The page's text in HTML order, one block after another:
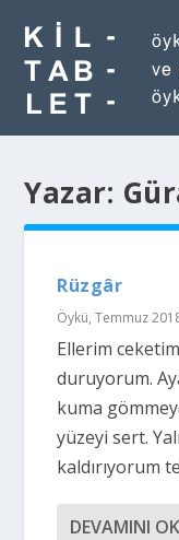
Yazar:
Rüzgâr
Öykü,Temmuz
Ellerim
duruyorum.
kuma
yüzeyi sert.
kaldırıyorum
DEVAMINI